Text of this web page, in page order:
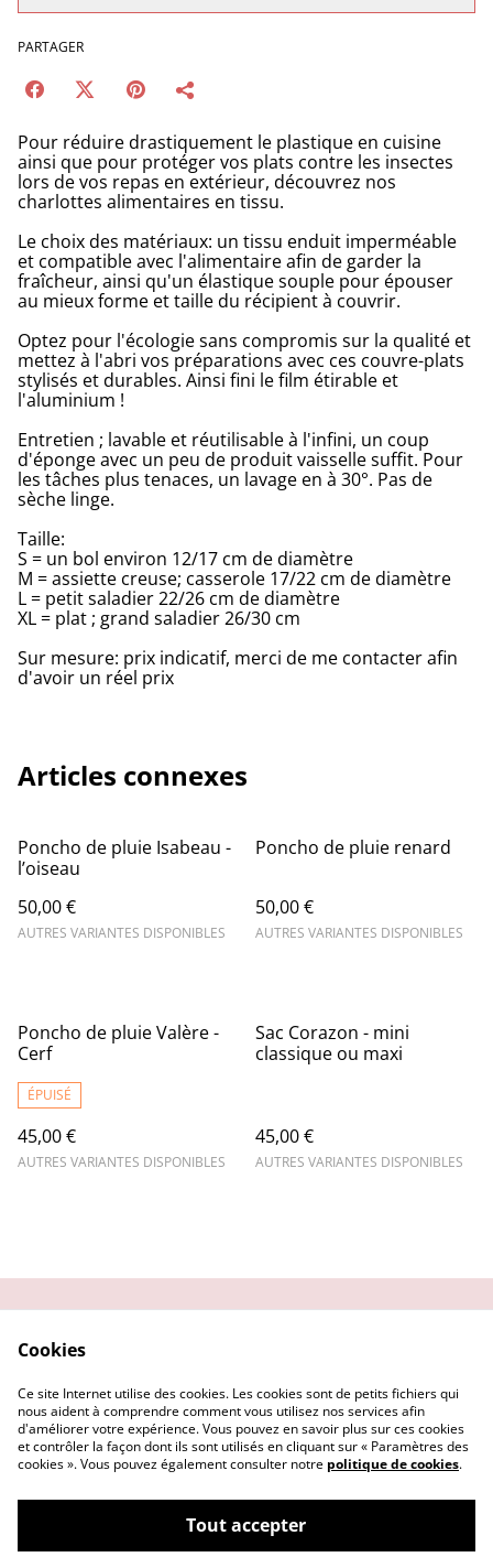
PARTAGER
Pour réduire drastiquement le plastique en cuisine
ainsi que pour protéger vos plats contre les insectes
lors de vos repas en extérieur, découvrez nos
charlottes alimentaires en tissu.
Le choix des matériaux: un tissu enduit imperméable
et compatible avec l'alimentaire afin de garder la
fraîcheur, ainsi qu'un élastique souple pour épouser
au mieux forme et taille du récipient à couvrir.
Optez pour l'écologie sans compromis sur la qualité et
mettez à l'abri vos préparations avec ces couvre-plats
stylisés et durables. Ainsi fini le film étirable et
l'aluminium !
Entretien ; lavable et réutilisable à l'infini, un coup
d'éponge avec un peu de produit vaisselle suffit. Pour
les tâches plus tenaces, un lavage en à 30°. Pas de
sèche linge.
Taille:
S = un bol environ 12/17 cm de diamètre
M = assiette creuse; casserole 17/22 cm de diamètre
L = petit saladier 22/26 cm de diamètre
XL = plat ; grand saladier 26/30 cm
Sur mesure: prix indicatif, merci de me contacter afin
d'avoir un réel prix
Articles connexes
Poncho de pluie Isabeau -
l’oiseau
50,00 €
AUTRES VARIANTES DISPONIBLES
Poncho de pluie renard
50,00 €
AUTRES VARIANTES DISPONIBLES
Poncho de pluie Valère -
Cerf
ÉPUISÉ
45,00 €
AUTRES VARIANTES DISPONIBLES
Sac Corazon - mini
classique ou maxi
45,00 €
AUTRES VARIANTES DISPONIBLES
confidentialité
Nos partenaires
©2026creatijane
Cookies
Ce site Internet utilise des cookies. Les cookies sont de petits fichiers qui
nous aident à comprendre comment vous utilisez nos services afin
d'améliorer votre expérience. Vous pouvez en savoir plus sur ces cookies
et contrôler la façon dont ils sont utilisés en cliquant sur « Paramètres des
cookies ». Vous pouvez également consulter notre politique de cookies.
Tout accepter